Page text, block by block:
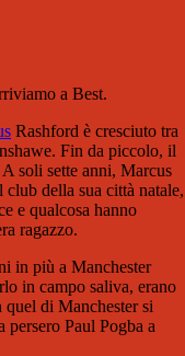
a Best.
Rashford è cresciuto tra
Fin da piccolo, il
soli sette anni, Marcus
della sua città natale,
e qualcosa hanno
ragazzo.
in più a Manchester
in campo saliva, erano
di Manchester si
persero Paul Pogba a